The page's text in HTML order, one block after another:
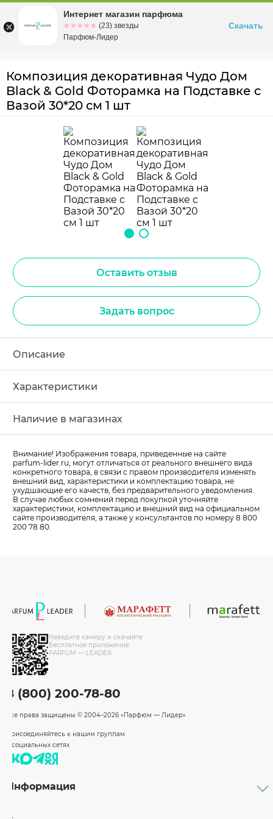
Омскул. Заозерная, 11, к. 1
Композиция декоративная Чудо Дом
Black & Gold Фоторамка на Подставке с
Вазой 30*20 см 1 шт
Оставить отзыв
Задать вопрос
Описание
Характеристики
Наличие в магазинах
Внимание! Изображения товара, приведенные на сайте
parfum-lider.ru, могут отличаться от реального внешнего вида
конкретного товара, в связи с правом производителя изменять
внешний вид, характеристики и комплектацию товара, не
ухудшающие его качеств, без предварительного уведомления.
В случае любых сомнений перед покупкой уточняйте
характеристики, комплектацию и внешний вид на официальном
сайте производителя, а также у консультантов по номеру 8 800
200 78 80.
Наведите камеру и скачайте
бесплатное приложение
PARFUM — LEADER
8 (800) 200-78-80
Все права защищены © 2004–2026 «Парфюм — Лидер»
Присоединяйтесь к нашим группам
в социальных сетях
Информация
Интернет магазин парфюма
☆☆☆☆☆
★★★★★ (23) звезды
Парфюм-Лидер
Скачать